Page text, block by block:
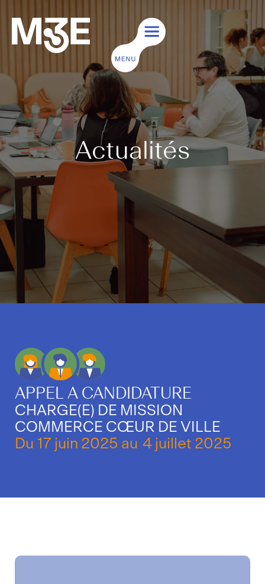
Actualités
APPEL A CANDIDATURE
CHARGE(E) DE MISSION
COMMERCE CŒUR DE VILLE
Du 17 juin 2025 au 4 juillet 2025